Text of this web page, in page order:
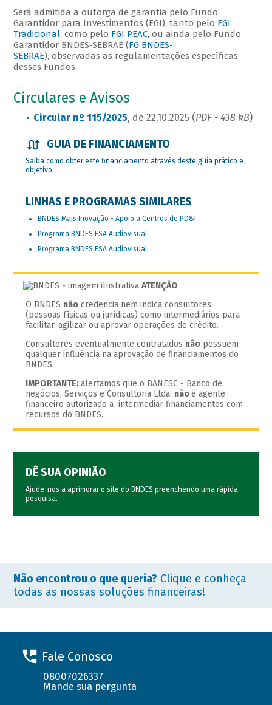
Será admitida a outorga de garantia pelo Fundo
Garantidor para Investimentos (FGI), tanto pelo FGI
Tradicional, como pelo FGI PEAC, ou ainda pelo Fundo
Garantidor BNDES-SEBRAE (FG BNDES-
SEBRAE), observadas as regulamentações específicas
desses Fundos.
Circulares e Avisos
Circular nº 115/2025, de 22.10.2025 (PDF - 438 kB)
GUIA DE FINANCIAMENTO
Saiba como obter este financiamento através deste guia prático e
objetivo
LINHAS E PROGRAMAS SIMILARES
BNDES Mais Inovação - Apoio a Centros de PD&I
Programa BNDES FSA Audiovisual
Programa BNDES FSA Audiovisual
ATENÇÃO
O BNDES não credencia nem indica consultores
(pessoas físicas ou jurídicas) como intermediários para
facilitar, agilizar ou aprovar operações de crédito.
Consultores eventualmente contratados não possuem
qualquer influência na aprovação de financiamentos do
BNDES.
IMPORTANTE:alertamos que o BANESC - Banco de
negócios, Serviços e Consultoria Ltda. nãoé agente
financeiro autorizado a intermediar financiamentos com
recursos do BNDES.
DÊ SUA OPINIÃO
Ajude-nos a aprimorar o site do BNDES preenchendo uma rápida
pesquisa.
Não encontrou o que queria? Clique e conheça
todas as nossas soluções financeiras!
Fale Conosco
08007026337
Mande sua pergunta